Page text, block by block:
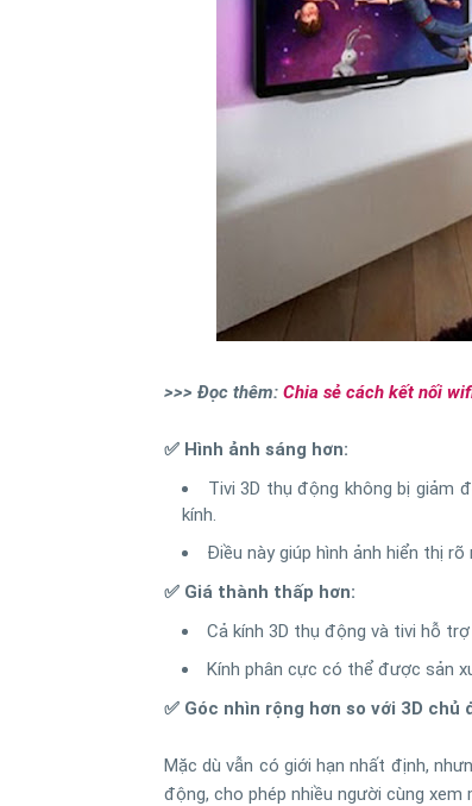
>>> Đọc thêm: Chia sẻ cách kết nối
✅ Hình ảnh sáng hơn:
Tivi 3D thụ động không bị giảm
kính.
Điều này giúp hình ảnh hiển thị
✅ Giá thành thấp hơn:
Cả kính 3D thụ động và tivi hỗ
Kính phân cực có thể được sản
✅ Góc nhìn rộng hơn so với 3D chủ
Mặc dù vẫn có giới hạn nhất định,
động, cho phép nhiều người cùng